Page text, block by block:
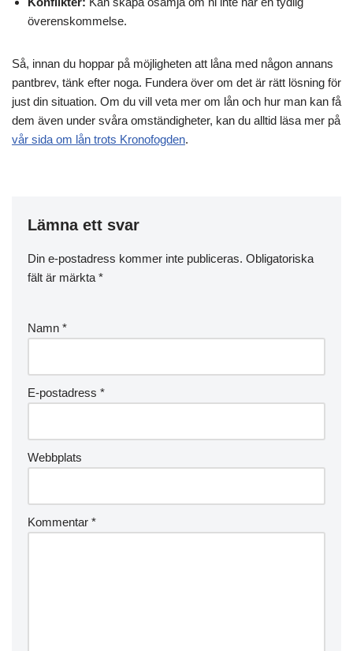
överenskommelse.
Så, innan du hoppar på möjligheten att låna med någon annans
pantbrev, tänk efter noga. Fundera över om det är rätt lösning för
just din situation. Om du vill veta mer om lån och hur man kan få
dem även under svåra omständigheter, kan du alltid läsa mer på
vår sida om lån trots Kronofogden.
Lämna ett svar
Din e-postadress kommer inte publiceras. Obligatoriska
fält är märkta *
Namn *
E-postadress *
Webbplats
Kommentar *